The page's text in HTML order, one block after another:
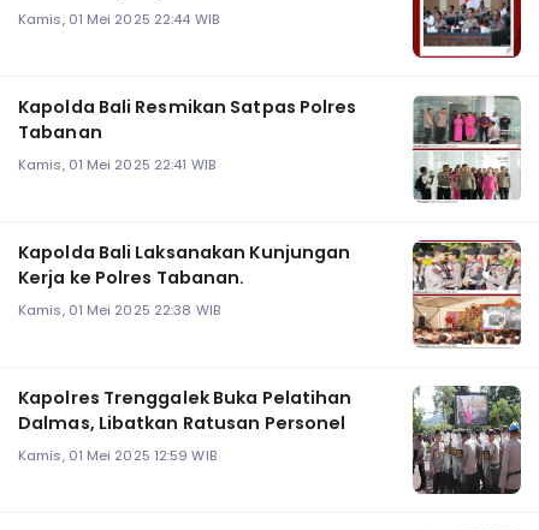
Kamis, 01 Mei 2025 22:44 WIB
Kapolda Bali Resmikan Satpas Polres
Tabanan
Kamis, 01 Mei 2025 22:41 WIB
Kapolda Bali Laksanakan Kunjungan
Kerja ke Polres Tabanan.
Kamis, 01 Mei 2025 22:38 WIB
Kapolres Trenggalek Buka Pelatihan
Dalmas, Libatkan Ratusan Personel
Kamis, 01 Mei 2025 12:59 WIB